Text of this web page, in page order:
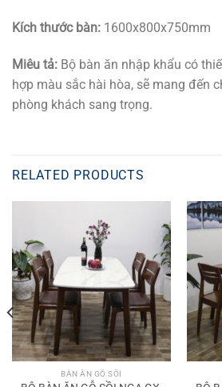
Kích thước bàn: 1600x800x750mm
Miêu tả: Bộ bàn ăn nhập khẩu có
hợp màu sắc hài hòa, sẽ mang đến
phòng khách sang trọng.
RELATED PRODUCTS
BÀN ĂN GỖ SỒI